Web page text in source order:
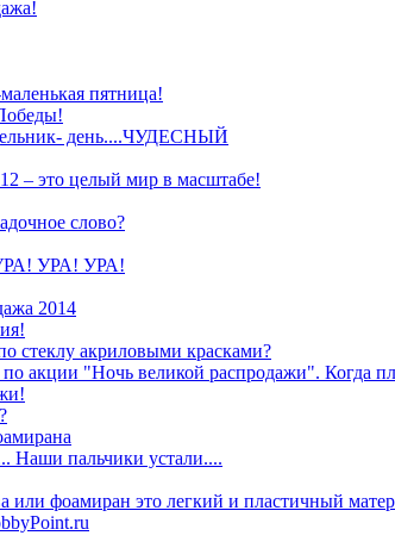
пятница!
день....ЧУДЕСНЫЙ
– это целый мир в масштабе!
слово?
УРА! УРА!
2014
стеклу акриловыми красками?
акции "Ночь великой распродажи". Когда
Наши пальчики устали....
или фоамиран это легкий и пластичный